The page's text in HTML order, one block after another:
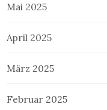
Mai 2025
April 2025
März 2025
Februar 2025